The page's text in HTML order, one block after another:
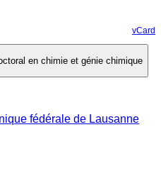
vCard
en chimie et génie chimique